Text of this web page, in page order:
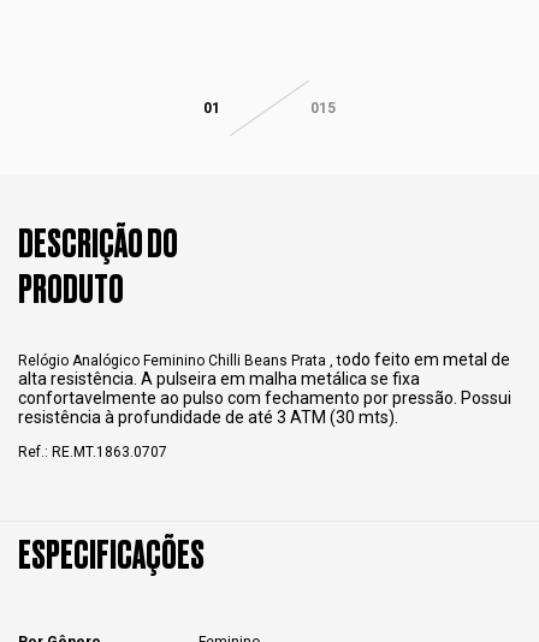
01 015
DESCRIÇÃO DO
PRODUTO
Relógio Analógico Feminino Chilli Beans Prata , todo feito em metal de
alta resistência. A pulseira em malha metálica se fixa
confortavelmente ao pulso com fechamento por pressão. Possui
resistência à profundidade de até 3 ATM (30 mts).
Ref.: RE.MT.1863.0707
ESPECIFICAÇÕES